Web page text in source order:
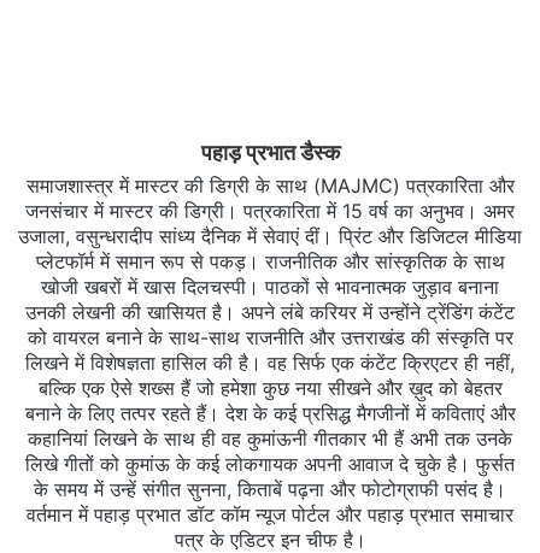
पहाड़ प्रभात डैस्क
समाजशास्त्र में मास्टर की डिग्री के साथ (MAJMC) पत्रकारिता और
जनसंचार में मास्टर की डिग्री। पत्रकारिता में 15 वर्ष का अनुभव। अमर
उजाला, वसुन्धरादीप सांध्य दैनिक में सेवाएं दीं। प्रिंट और डिजिटल मीडिया
प्लेटफॉर्म में समान रूप से पकड़। राजनीतिक और सांस्कृतिक के साथ
खोजी खबरों में खास दिलचस्‍पी। पाठकों से भावनात्मक जुड़ाव बनाना
उनकी लेखनी की खासियत है। अपने लंबे करियर में उन्होंने ट्रेंडिंग कंटेंट
को वायरल बनाने के साथ-साथ राजनीति और उत्तराखंड की संस्कृति पर
लिखने में विशेषज्ञता हासिल की है। वह सिर्फ एक कंटेंट क्रिएटर ही नहीं,
बल्कि एक ऐसे शख्स हैं जो हमेशा कुछ नया सीखने और ख़ुद को बेहतर
बनाने के लिए तत्पर रहते हैं। देश के कई प्रसिद्ध मैगजीनों में कविताएं और
कहानियां लिखने के साथ ही वह कुमांऊनी गीतकार भी हैं अभी तक उनके
लिखे गीतों को कुमांऊ के कई लोकगायक अपनी आवाज दे चुके है। फुर्सत
के समय में उन्हें संगीत सुनना, किताबें पढ़ना और फोटोग्राफी पसंद है।
वर्तमान में पहाड़ प्रभात डॉट कॉम न्यूज पोर्टल और पहाड़ प्रभात समाचार
पत्र के एडिटर इन चीफ है।